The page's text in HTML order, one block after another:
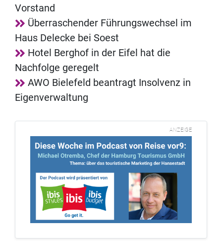
Vorstand
Überraschender Führungswechsel im
Haus Delecke bei Soest
Hotel Berghof in der Eifel hat die
Nachfolge geregelt
AWO Bielefeld beantragt Insolvenz in
Eigenverwaltung
ANZEIGE